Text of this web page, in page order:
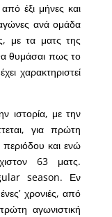
έξι μήνες και
ανά ομάδα
με τα ματς της
θυμάσαι πως το
χαρακτηριστεί
ιστορία, με την
για πρώτη
και ενώ
63 ματς.
season. Εν
χρονιές, από
αγωνιστική